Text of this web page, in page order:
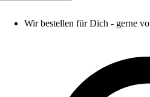
Wir bestellen für Dich - gerne